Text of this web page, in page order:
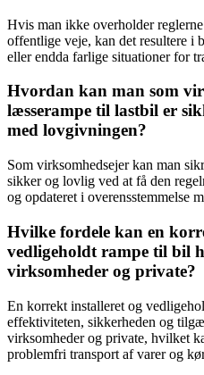
Hvis man ikke overholder
offentlige veje, kan det resultere i
eller endda farlige situationer for
Hvordan kan man som
læsserampe til lastbil er
med lovgivningen?
Som virksomhedsejer kan man
sikker og lovlig ved at få den
og opdateret i overensstemmelse
Hvilke fordele kan en
vedligeholdt rampe til bil
virksomheder og private?
En korrekt installeret og
effektiviteten, sikkerheden og
virksomheder og private, hvilket
problemfri transport af varer og